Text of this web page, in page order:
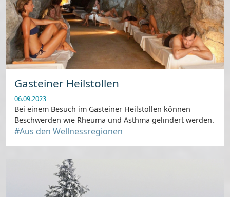
Gasteiner Heilstollen
06.09.2023
Bei einem Besuch im Gasteiner Heilstollen können
Beschwerden wie Rheuma und Asthma gelindert werden.
#Aus den Wellnessregionen